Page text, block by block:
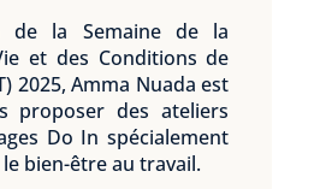
de la Semaine de la
et des Conditions de
2025, Amma Nuada est
proposer des ateliers
Do In spécialement
bien-être au travail.